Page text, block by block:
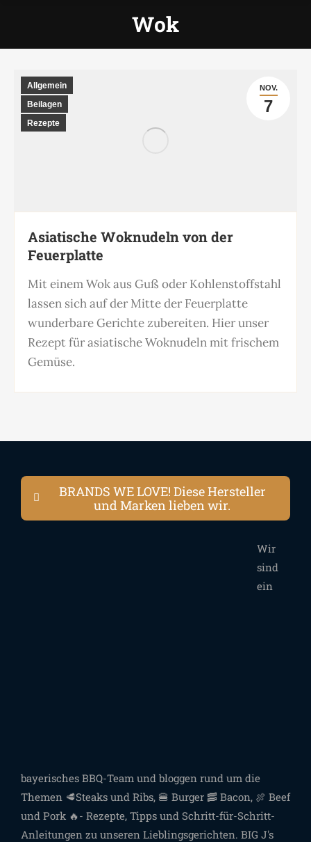
Wok
NOV.
7
Allgemein
Beilagen
Rezepte
Asiatische Woknudeln von der
Feuerplatte
Mit einem Wok aus Guß oder Kohlenstoffstahl
lassen sich auf der Mitte der Feuerplatte
wunderbare Gerichte zubereiten. Hier unser
Rezept für asiatische Woknudeln mit frischem
Gemüse.
BRANDS WE LOVE! Diese Hersteller
und Marken lieben wir.
Wir
sind
ein
bayerisches BBQ-Team und bloggen rund um die
Themen 🥩Steaks und Ribs, 🍔 Burger 🥓 Bacon, 🍖 Beef
und Pork 🔥- Rezepte, Tipps und Schritt-für-Schritt-
Anleitungen zu unseren Lieblingsgerichten. BIG J's